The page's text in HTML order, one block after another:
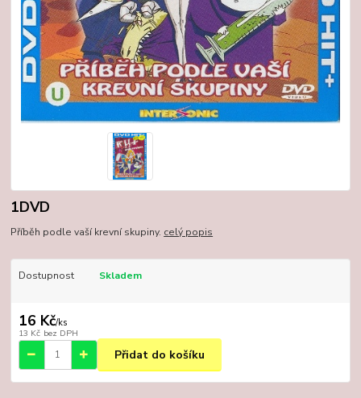
1DVD
Příběh podle vaší krevní skupiny. celý popis
Dostupnost Skladem
16 Kč/ks
13 Kč bez DPH
Přidat do košíku